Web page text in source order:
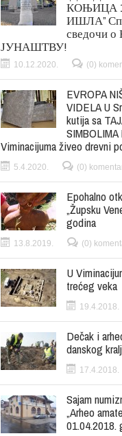
КОЊИЦА
ИШЛА”
сведочи
ЈУНАШТВУ!
10.12.2020. (0)
EVROPA
VIDELA U
kutija sa
Viminacijuma živeo drevni
5.4.2020. (0)
Epohalno
„Župsku
godina
13.8.2019. (0)
U
trećeg veka
19.4.2018.
Dečak i
danskog
17.4.2018.
Sajam
„Arheo
01.04.2018.